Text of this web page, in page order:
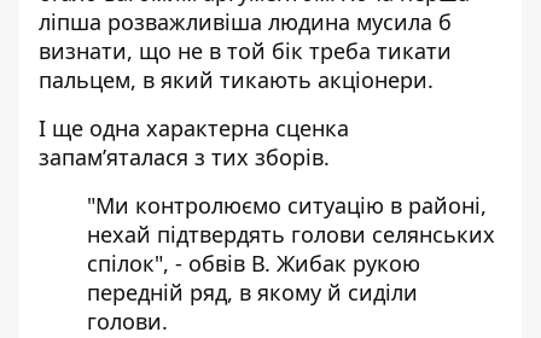
ліпша розважливіша людина мусила б
визнати, що не в той бік треба тикати
пальцем, в який тикають акціонери.
І ще одна характерна сценка
запам’яталася з тих зборів.
"Ми контролюємо ситуацію в районі,
нехай підтвердять голови селянських
спілок", - обвів В. Жибак рукою
передній ряд, в якому й сиділи
голови.